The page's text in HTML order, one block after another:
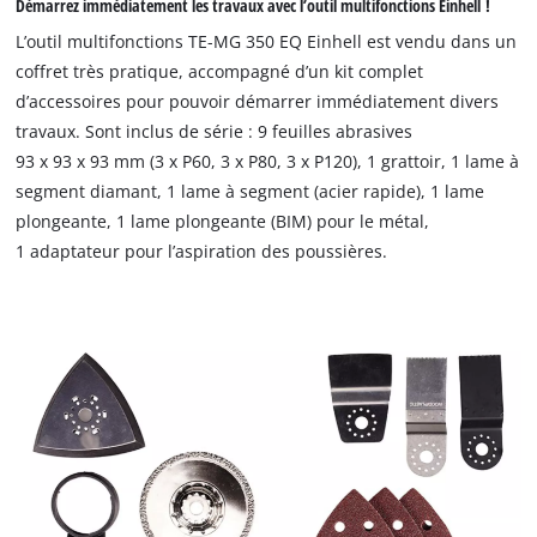
3 x P80, 3 x P120) et un grattoir.
Démarrez immédiatement les travaux avec l’outil multifonctions Einhell !
L’outil multifonctions TE-MG 350 EQ Einhell est vendu dans un
coffret très pratique, accompagné d’un kit complet
d’accessoires pour pouvoir démarrer immédiatement divers
travaux. Sont inclus de série : 9 feuilles abrasives
93 x 93 x 93 mm (3 x P60, 3 x P80, 3 x P120), 1 grattoir, 1 lame à
segment diamant, 1 lame à segment (acier rapide), 1 lame
plongeante, 1 lame plongeante (BIM) pour le métal,
1 adaptateur pour l’aspiration des poussières.